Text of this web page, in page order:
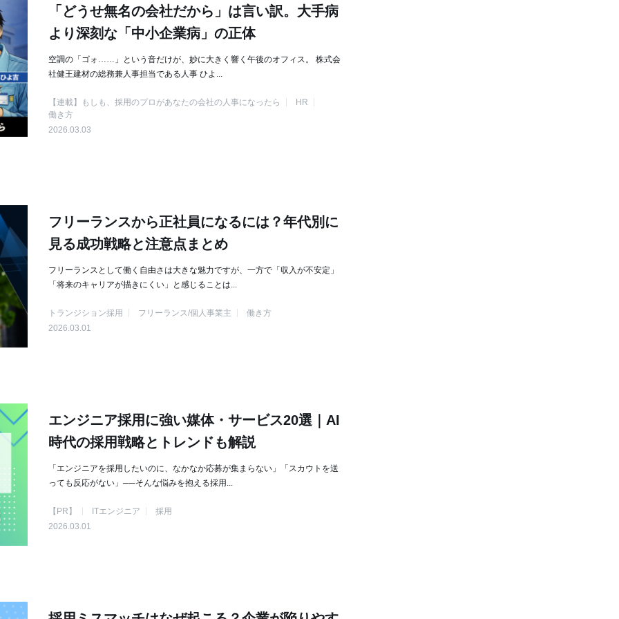
「どうせ無名の会社だから」は言い訳。大手病
より深刻な「中小企業病」の正体
空調の「ゴォ……」という音だけが、妙に大きく響く午後のオフィス。 株式会
社健王建材の総務兼人事担当である人事 ひよ...
【連載】もしも、採用のプロがあなたの会社の人事になったら
HR
働き方
2026.03.03
フリーランスから正社員になるには？年代別に
見る成功戦略と注意点まとめ
フリーランスとして働く自由さは大きな魅力ですが、一方で「収入が不安定」
「将来のキャリアが描きにくい」と感じることは...
トランジション採用 フリーランス/個人事業主
働き方
2026.03.01
エンジニア採用に強い媒体・サービス20選｜AI
時代の採用戦略とトレンドも解説
「エンジニアを採用したいのに、なかなか応募が集まらない」「スカウトを送
っても反応がない」──そんな悩みを抱える採用...
【PR】 ITエンジニア
採用
2026.03.01